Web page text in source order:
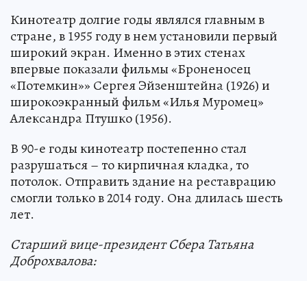
Кинотеатр долгие годы являлся главным в
стране, в 1955 году в нем установили первый
широкий экран. Именно в этих стенах
впервые показали фильмы «Броненосец
«Потемкин»» Сергея Эйзенштейна (1926) и
широкоэкранный фильм «Илья Муромец»
Александра Птушко (1956).
В 90-е годы кинотеатр постепенно стал
разрушаться – то кирпичная кладка, то
потолок. Отправить здание на реставрацию
смогли только в 2014 году. Она длилась шесть
лет.
Старший вице-президент Сбера Татьяна
Доброхвалова: